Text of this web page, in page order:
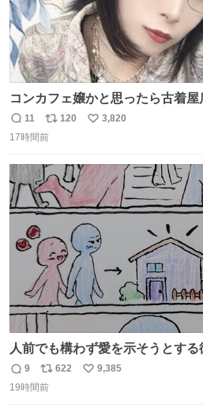
コンカフェ嬢かと思ったら古着
売？
返
信
11
リ
ポ
ト
数
120
い
数
3,820
17時間前
人前でも構わず愛を示そうとす
いけど彼女を死ぬほど愛している
返
信
9
リ
ポ
622
い
9,385
19時間前